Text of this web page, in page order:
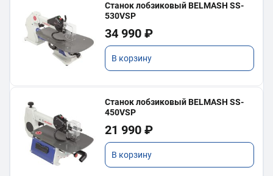
Станок лобзиковый BELMASH SS-
530VSP
34 990 ₽
В корзину
Станок лобзиковый BELMASH SS-
450VSP
21 990 ₽
В корзину